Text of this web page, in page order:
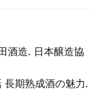
酒造. 日本醸造協
長期熟成酒の魅力.